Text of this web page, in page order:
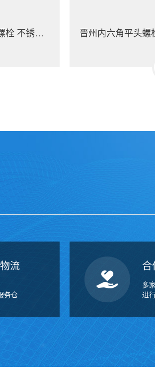
晋州内六角塞打螺丝 等高限位螺栓 不锈钢（304/316）碳钢 合金钢
流
务仓
多
进